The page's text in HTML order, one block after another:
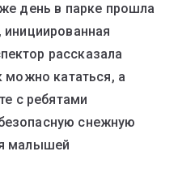
день в парке прошла
инициированная
рассказала
можно кататься, а
с ребятами
снежную
малышей